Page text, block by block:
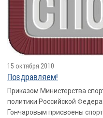
15 октября 2010
Поздравляем!
Приказом Министерства
политики Российской
Гончаровым присвоены